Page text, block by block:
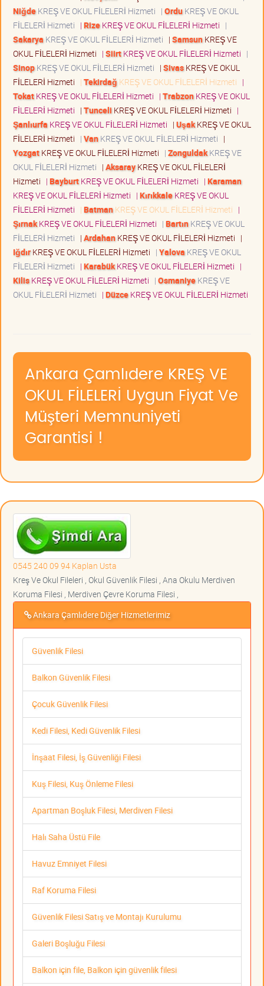
NiğdeKREŞ VE OKUL FİLELERİ Hizmeti | OrduKREŞ VE OKUL
FİLELERİ Hizmeti | RizeKREŞ VE OKUL FİLELERİ Hizmeti |
Sakarya KREŞ VE OKUL FİLELERİ Hizmeti | SamsunKREŞ VE
OKUL FİLELERİ Hizmeti | SiirtKREŞ VE OKUL FİLELERİ Hizmeti |
SinopKREŞ VE OKUL FİLELERİ Hizmeti | SivasKREŞ VE OKUL
FİLELERİ Hizmeti | Tekirdağ KREŞ VE OKUL FİLELERİ Hizmeti |
TokatKREŞ VE OKUL FİLELERİ Hizmeti | TrabzonKREŞ VE OKUL
FİLELERİ Hizmeti | Tunceli KREŞ VE OKUL FİLELERİ Hizmeti |
Şanlıurfa KREŞ VE OKUL FİLELERİ Hizmeti | UşakKREŞ VE OKUL
FİLELERİ Hizmeti | VanKREŞ VE OKUL FİLELERİ Hizmeti |
YozgatKREŞ VE OKUL FİLELERİ Hizmeti | ZonguldakKREŞ VE
OKUL FİLELERİ Hizmeti | AksarayKREŞ VE OKUL FİLELERİ
Hizmeti | BayburtKREŞ VE OKUL FİLELERİ Hizmeti | Karaman
KREŞ VE OKUL FİLELERİ Hizmeti | KırıkkaleKREŞ VE OKUL
FİLELERİ Hizmeti | BatmanKREŞ VE OKUL FİLELERİ Hizmeti |
ŞırnakKREŞ VE OKUL FİLELERİ Hizmeti | BartınKREŞ VE OKUL
FİLELERİ Hizmeti | ArdahanKREŞ VE OKUL FİLELERİ Hizmeti |
IğdırKREŞ VE OKUL FİLELERİ Hizmeti | Yalova KREŞ VE OKUL
FİLELERİ Hizmeti | KarabükKREŞ VE OKUL FİLELERİ Hizmeti |
KilisKREŞ VE OKUL FİLELERİ Hizmeti | OsmaniyeKREŞ VE
OKUL FİLELERİ Hizmeti | DüzceKREŞ VE OKUL FİLELERİ Hizmeti
Ankara Çamlıdere KREŞ VE
OKUL FİLELERİ Uygun Fiyat Ve
Müşteri Memnuniyeti
Garantisi !
0545 240 09 94 Kaplan Usta
Kreş Ve Okul Fileleri , Okul Güvenlik Filesi , Ana Okulu Merdiven
Koruma Filesi , Merdiven Çevre Koruma Filesi ,
Ankara Çamlıdere Diğer Hizmetlerimiz
Güvenlik Filesi
Balkon Güvenlik Filesi
Çocuk Güvenlik Filesi
Kedi Filesi, Kedi Güvenlik Filesi
İnşaat Filesi, İş Güvenliği Filesi
Kuş Filesi, Kuş Önleme Filesi
Apartman Boşluk Filesi, Merdiven Filesi
Halı Saha Üstü File
Havuz Emniyet Filesi
Raf Koruma Filesi
Güvenlik Filesi Satış ve Montajı Kurulumu
Galeri Boşluğu Filesi
Balkon için file, Balkon için güvenlik filesi